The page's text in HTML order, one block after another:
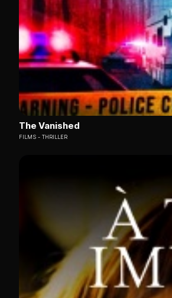
The Vanished
FILMS THRILLER